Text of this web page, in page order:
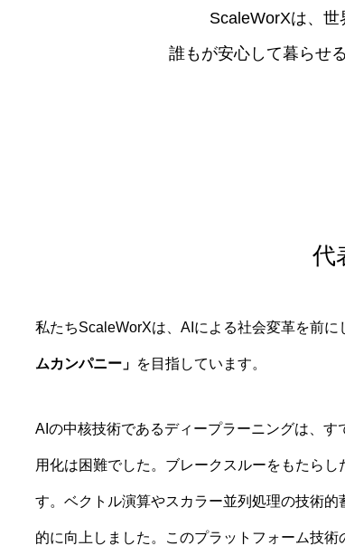
ScaleWorXは、 世
誰もが安心して暮らせ
代
私たちScaleWorXは、AIによる社会変革を前に
ムカンパニー」 を目指しています。
AIの中核技術であるディープラーニングは、
用化は困難でした。ブレークスルーをもたら
す。ベクトル演算やスカラー並列処理の技術
的に向上しました。このプラットフォーム技